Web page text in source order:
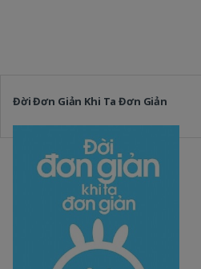
Đời Đơn Giản Khi Ta Đơn Giản